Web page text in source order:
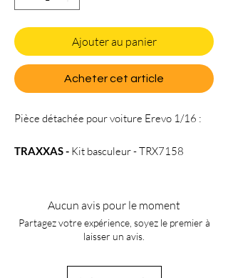
Ajouter au panier
Acheter cet article
Pièce détachée pour voiture Erevo 1/16 :
TRAXXAS- Kit basculeur - TRX7158
Aucun avis pour le moment
Partagez votre expérience, soyez le premier à
laisser un avis.